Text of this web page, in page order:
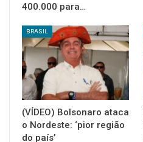
400.000 para…
BRASIL
(VÍDEO) Bolsonaro ataca
o Nordeste: ‘pior região
do país’